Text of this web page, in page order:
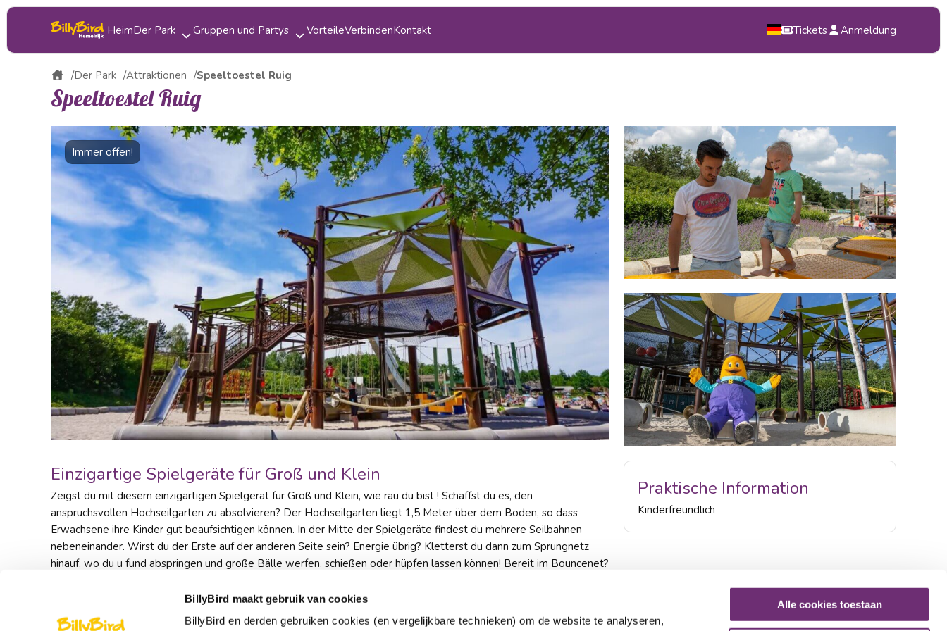
BillyBird maakt gebruik van cookies
BillyBird en derden gebruiken cookies (en vergelijkbare technieken) om de website te analyseren,
Alle cookies toestaan
HeimDer Park
Attraktionen
Essen trinken
Karte
Bereiche
Veranstaltungen
Gruppen und Partys
Kinderparty
Klassenfahrt
Gruppenausflug
Betriebsausflug
VorteileVerbindenKontakt
DE
Tickets Anmeldung
Der Park Attraktionen Speeltoestel Ruig
Speeltoestel Ruig
Immer offen!
Einzigartige Spielgeräte für Groß und Klein
Zeigst du mit diesem einzigartigen Spielgerät für Groß und Klein, wie rau du bist ! Schaffst du es, den
anspruchsvollen Hochseilgarten zu absolvieren? Der Hochseilgarten liegt 1,5 Meter über dem Boden, so dass
Erwachsene ihre Kinder gut beaufsichtigen können. In der Mitte der Spielgeräte findest du mehrere Seilbahnen
nebeneinander. Wirst du der Erste auf der anderen Seite sein? Energie übrig? Kletterst du dann zum Sprungnetz
hinauf, wo du u fund abspringen und große Bälle werfen, schießen oder hüpfen lassen können! Bereit im Bouncenet?
Praktische Information
Kinderfreundlich